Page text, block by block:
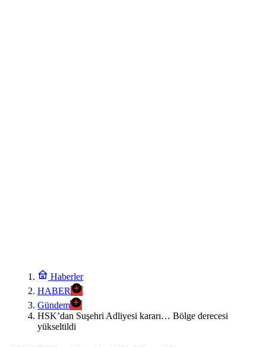
Haberler
HABER
Gündem
HSK’dan Suşehri Adliyesi kararı… Bölge derecesi
yükseltildi